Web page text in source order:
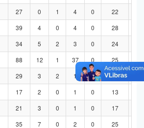
27 0 1 4 0 22
39 4 0 4 0 28
34 5 2 3 0 24
88 12 1 37 0 25
29 3 2 1 0 21
17 2 0 1 0 13
21 3 0 1 0 17
35 7 0 2 0 25